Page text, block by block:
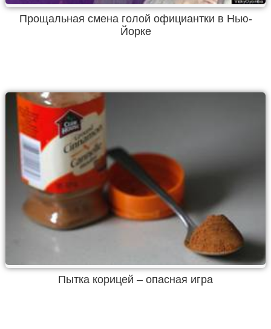
Прощальная смена голой официантки в Нью-
Йорке
Пытка корицей – опасная игра